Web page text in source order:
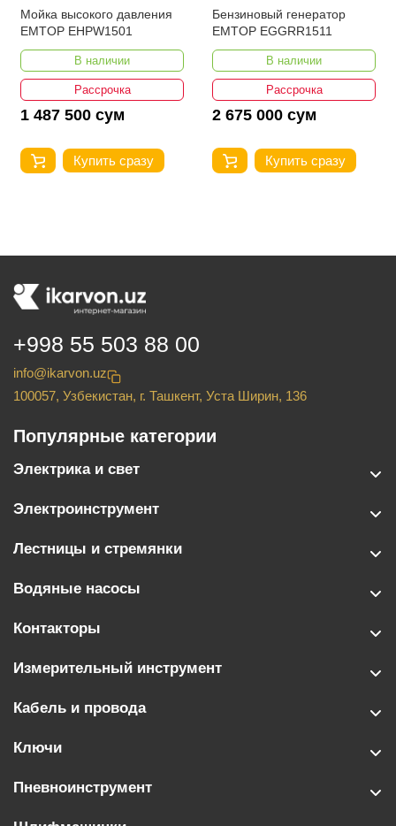
Мойка высокого давления
EMTOP EHPW1501
В наличии
Рассрочка
1 487 500 сум
Купить сразу
Бензиновый генератор
EMTOP EGGRR1511
В наличии
Рассрочка
2 675 000 сум
Купить сразу
+998 55 503 88 00
info@ikarvon.uz
100057, Узбекистан, г. Ташкент, Уста Ширин, 136
Популярные категории
Электрика и свет
Электроинструмент
Лестницы и стремянки
Водяные насосы
Контакторы
Измерительный инструмент
Кабель и провода
Ключи
Пневноинструмент